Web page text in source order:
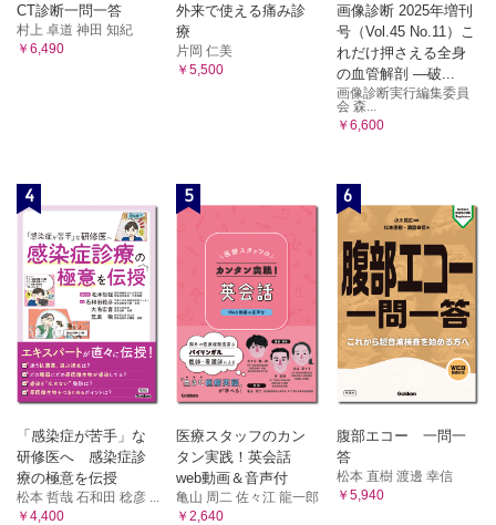
腎デナベーションによる"パーフェクト24時間血圧コントロー
ル"仮説
腎デナベーションのエビデンス
血圧以外の改善効果
Symplicity Spyral™とエビデンス
腎デナベーション施行の候補者
腎デナベーションのレスポンダー
第16章 HOPE Asia Network
HOPE Asia Network
アジア人の心血管疾患特性
アジア人の肥満と食塩摂取量
家庭血圧を指標としたアジア人の高血圧治療の推進
Asia BP@Home研究
第17章 災害高血圧とICT を活用した家庭血圧測定
CT診断一問一答
村上 卓道 神田 知紀
￥6,490
外来で使える痛み診
療
片岡 仁美
￥5,500
画像診断 2025年増刊
号（Vol.45 No.11）こ
れだけ押さえる全身
の血管解剖 ―破...
画像診断実行編集委員
会 森...
￥6,600
4
「感染症が苦手」な
研修医へ 感染症診
療の極意を伝授
松本 哲哉 石和田 稔彦 ...
￥4,400
5
医療スタッフのカン
タン実践！英会話
web動画＆音声付
亀山 周二 佐々江 龍一郎
￥2,640
6
腹部エコー 一問一
答
松本 直樹 渡邊 幸信
￥5,940